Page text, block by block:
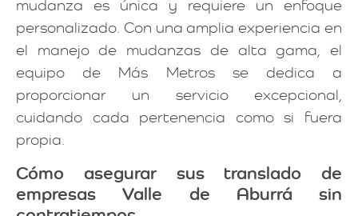
mudanza es única y requiere un enfoque
personalizado. Con una amplia experiencia en
el manejo de mudanzas de alta gama, el
equipo de Más Metros se dedica a
proporcionar un servicio excepcional,
cuidando cada pertenencia como si fuera
propia.
Cómo asegurar sus translado de
empresas Valle de Aburrá sin